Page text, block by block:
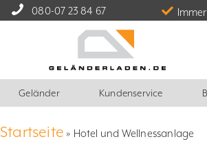
080-07 23 84 67
Geländer Kundenservice
Startseite » Hotel und Wellnessanlage